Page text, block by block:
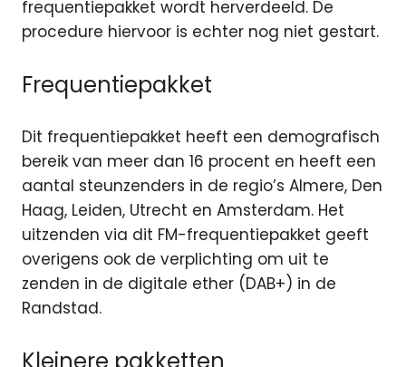
frequentiepakket wordt herverdeeld. De
procedure hiervoor is echter nog niet gestart.
Frequentiepakket
Dit frequentiepakket heeft een demografisch
bereik van meer dan 16 procent en heeft een
aantal steunzenders in de regio’s Almere, Den
Haag, Leiden, Utrecht en Amsterdam. Het
uitzenden via dit FM-frequentiepakket geeft
overigens ook de verplichting om uit te
zenden in de digitale ether (DAB+) in de
Randstad.
Kleinere pakketten